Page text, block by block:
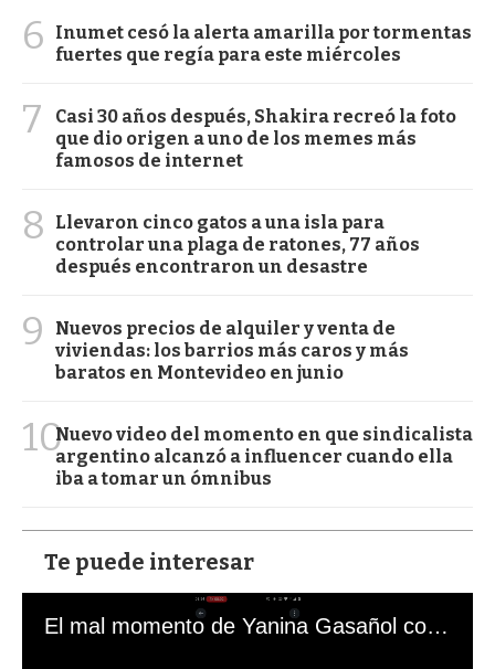
6
Inumet cesó la alerta amarilla por tormentas
fuertes que regía para este miércoles
7
Casi 30 años después, Shakira recreó la foto
que dio origen a uno de los memes más
famosos de internet
8
Llevaron cinco gatos a una isla para
controlar una plaga de ratones, 77 años
después encontraron un desastre
9
Nuevos precios de alquiler y venta de
viviendas: los barrios más caros y más
baratos en Montevideo en junio
10Nuevo video del momento en que sindicalista
argentino alcanzó a influencer cuando ella
iba a tomar un ómnibus
Te puede interesar
El mal momento de Yanina Gasañol con un hincha argentino en "Subrayado"